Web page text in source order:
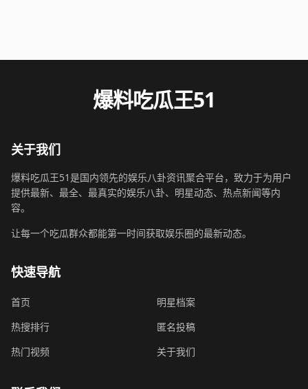
爆料吃瓜王51
关于我们
爆料吃瓜王51是国内领先的娱乐八卦资讯聚合平台，致力于为用户
提供最新、最全、最真实的娱乐八卦、明星动态、热点新闻等内
容。
让每一个吃瓜群众都能第一时间获取娱乐圈的最新动态。
快速导航
首页
明星档案
热搜排行
匿名投稿
热门视频
关于我们